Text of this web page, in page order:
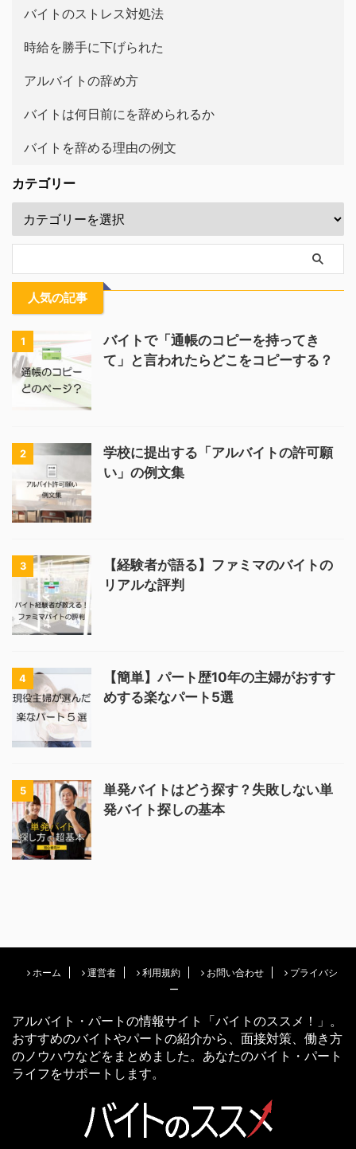
バイトのストレス対処法
時給を勝手に下げられた
アルバイトの辞め方
バイトは何日前にを辞められるか
バイトを辞める理由の例文
カテゴリー
人気の記事
1
バイトで「通帳のコピーを持ってき
て」と言われたらどこをコピーする？
2
学校に提出する「アルバイトの許可願
い」の例文集
3
【経験者が語る】ファミマのバイトの
リアルな評判
4
【簡単】パート歴10年の主婦がおすす
めする楽なパート5選
5
単発バイトはどう探す？失敗しない単
発バイト探しの基本
ホーム 運営者 利用規約 お問い合わせ
プライバシ
ー
アルバイト・パートの情報サイト「バイトのススメ！」。
おすすめのバイトやパートの紹介から、面接対策、働き方
のノウハウなどをまとめました。あなたのバイト・パート
ライフをサポートします。